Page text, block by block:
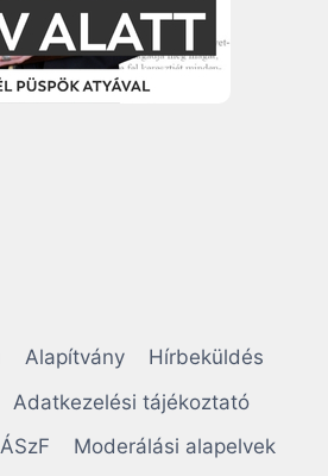
Alapítvány
Hírbeküldés
Adatkezelési tájékoztató
ÁSzF Moderálási alapelvek